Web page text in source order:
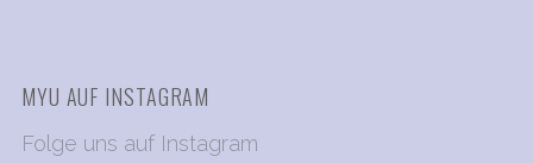
r
B
MYU AUF INSTAGRAM
Folge uns auf Instagram